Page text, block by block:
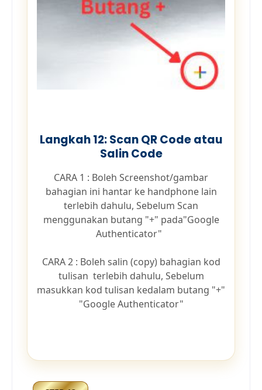
Langkah 12: Scan QR Code atau
Salin Code
CARA 1 : Boleh Screenshot/gambar
bahagian ini hantar ke handphone lain
terlebih dahulu, Sebelum Scan
menggunakan butang "+" pada"Google
Authenticator"
CARA 2 : Boleh salin (copy) bahagian kod
tulisan terlebih dahulu, Sebelum
masukkan kod tulisan kedalam butang "+"
"Google Authenticator"